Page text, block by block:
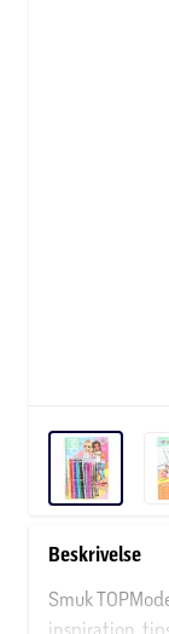
Beskrivelse
Smuk
inspiration,